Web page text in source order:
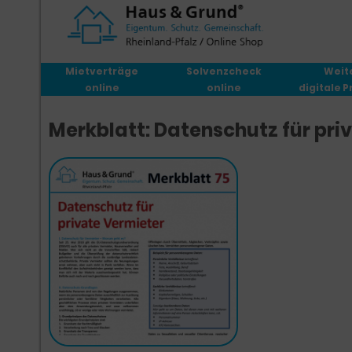
Mietverträge
online
Solvenzcheck
online
digitale
Merkblatt: Datenschutz für
Mietvertrag abschließen
Bei laufendem Mietvertrag
Mietvertrag ändern/kündigen
Miete erhöhen
Ende des Mietverhältnisses
Bei Problemen mit Mietern
Betriebs-/Nebenkosten
Steuerliche Aspekte